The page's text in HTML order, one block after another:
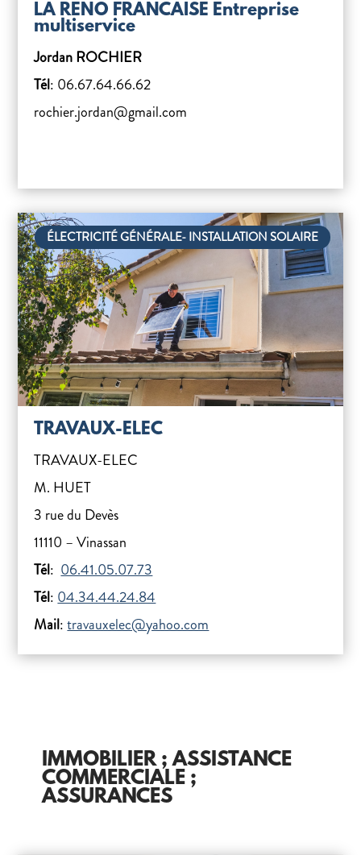
LA RENO FRANCAISE Entreprise
multiservice
Jordan ROCHIER
Tél: 06.67.64.66.62
rochier.jordan@gmail.com
ÉLECTRICITÉ GÉNÉRALE- INSTALLATION SOLAIRE
TRAVAUX-ELEC
TRAVAUX-ELEC
M. HUET
3 rue du Devès
11110 – Vinassan
Tél: 06.41.05.07.73
Tél: 04.34.44.24.84
Mail:travauxelec@yahoo.com
IMMOBILIER ; ASSISTANCE
COMMERCIALE ;
ASSURANCES